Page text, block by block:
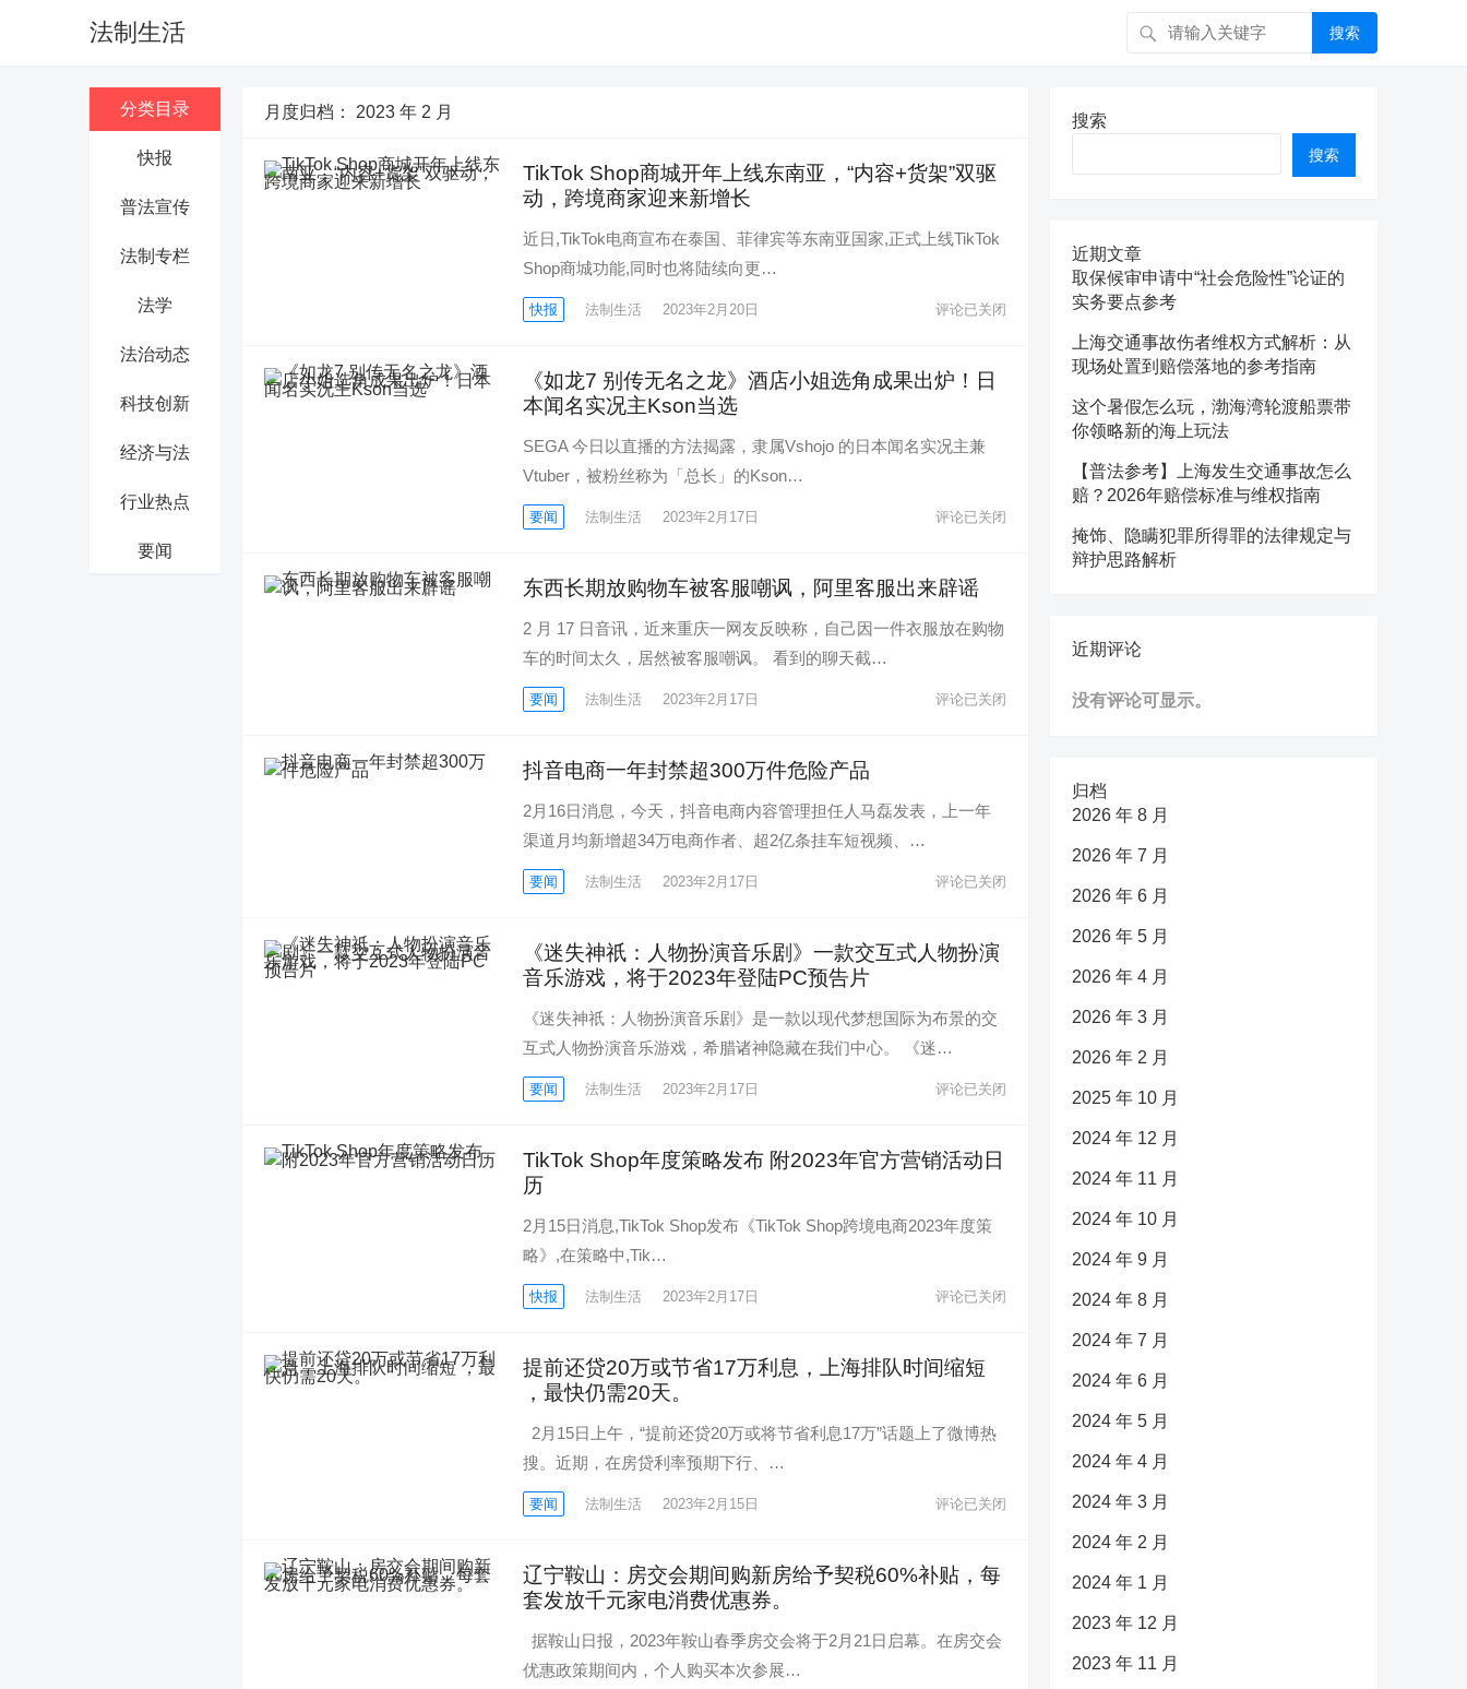
法制生活 搜索
分类目录
快报
普法宣传
法制专栏
法学
法治动态
科技创新
经济与法
行业热点
要闻
月度归档： 2023 年 2 月
TikTok Shop商城开年上线东南亚，“内容+货架”双驱
动，跨境商家迎来新增长
近日,TikTok电商宣布在泰国、菲律宾等东南亚国家,正式上线TikTok
Shop商城功能,同时也将陆续向更…
快报 法制生活 2023年2月20日 评论已关闭
《如龙7 别传无名之龙》酒店小姐选角成果出炉！日
本闻名实况主Kson当选
SEGA 今日以直播的方法揭露，隶属Vshojo 的日本闻名实况主兼
Vtuber，被粉丝称为「总长」的Kson…
要闻 法制生活 2023年2月17日 评论已关闭
东西长期放购物车被客服嘲讽，阿里客服出来辟谣
2 月 17 日音讯，近来重庆一网友反映称，自己因一件衣服放在购物
车的时间太久，居然被客服嘲讽。 看到的聊天截…
要闻 法制生活 2023年2月17日 评论已关闭
抖音电商一年封禁超300万件危险产品
2月16日消息，今天，抖音电商内容管理担任人马磊发表，上一年
渠道月均新增超34万电商作者、超2亿条挂车短视频、…
要闻 法制生活 2023年2月17日 评论已关闭
《迷失神祇：人物扮演音乐剧》一款交互式人物扮演
音乐游戏，将于2023年登陆PC预告片
《迷失神祇：人物扮演音乐剧》是一款以现代梦想国际为布景的交
互式人物扮演音乐游戏，希腊诸神隐藏在我们中心。 《迷…
要闻 法制生活 2023年2月17日 评论已关闭
TikTok Shop年度策略发布 附2023年官方营销活动日
历
2月15日消息,TikTok Shop发布《TikTok Shop跨境电商2023年度策
略》,在策略中,Tik…
快报 法制生活 2023年2月17日 评论已关闭
提前还贷20万或节省17万利息，上海排队时间缩短
，最快仍需20天。
2月15日上午，“提前还贷20万或将节省利息17万”话题上了微博热
搜。近期，在房贷利率预期下行、…
要闻 法制生活 2023年2月15日 评论已关闭
辽宁鞍山：房交会期间购新房给予契税60%补贴，每
套发放千元家电消费优惠券。
据鞍山日报，2023年鞍山春季房交会将于2月21日启幕。在房交会
优惠政策期间内，个人购买本次参展…
搜索
搜索
近期文章
取保候审申请中“社会危险性”论证的
实务要点参考
上海交通事故伤者维权方式解析：从
现场处置到赔偿落地的参考指南
这个暑假怎么玩，渤海湾轮渡船票带
你领略新的海上玩法
【普法参考】上海发生交通事故怎么
赔？2026年赔偿标准与维权指南
掩饰、隐瞒犯罪所得罪的法律规定与
辩护思路解析
近期评论
没有评论可显示。
归档
2026 年 8 月
2026 年 7 月
2026 年 6 月
2026 年 5 月
2026 年 4 月
2026 年 3 月
2026 年 2 月
2025 年 10 月
2024 年 12 月
2024 年 11 月
2024 年 10 月
2024 年 9 月
2024 年 8 月
2024 年 7 月
2024 年 6 月
2024 年 5 月
2024 年 4 月
2024 年 3 月
2024 年 2 月
2024 年 1 月
2023 年 12 月
2023 年 11 月